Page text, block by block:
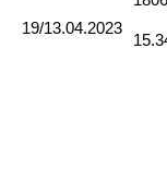
19/13.04.2023